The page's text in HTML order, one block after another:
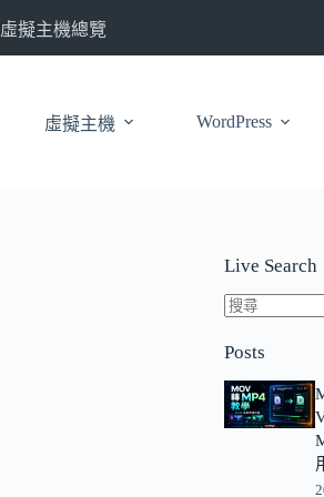
虛擬主機總覽
虛擬主機 WordPress
Live Search
不
到
符
Posts